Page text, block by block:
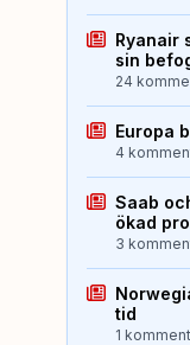
Ryanair
sin
24
Europa
4
Saab
ökad
3
tid
1